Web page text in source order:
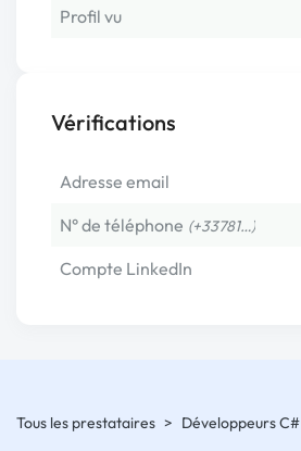
Profil vu
Vérifications
Adresse email
N° de téléphone (+33781…)
Compte LinkedIn
Tous les prestataires > Développeurs C#